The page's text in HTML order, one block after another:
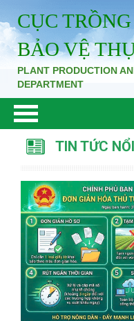
CỤC
BẢO VỆ
PLANT PRODUCTION
DEPARTMENT
TIN TỨC